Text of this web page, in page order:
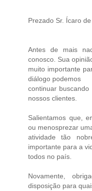
Prezado Sr. Ícaro
Antes de mais
conosco. Sua
muito importante
diálogo podemos
continuar
nossos clientes.
Salientamos que,
ou menosprezar
atividade tão
importante para a
todos no país.
Novamente,
disposição para